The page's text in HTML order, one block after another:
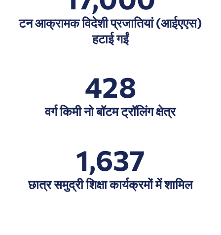
टन आक्रामक विदेशी प्रजातियां (आईएएस)
हटाई गईं
428
वर्ग किमी नो बॉटम ट्रॉलिंग क्षेत्र
1,637
छात्र समुद्री शिक्षा कार्यक्रमों में शामिल